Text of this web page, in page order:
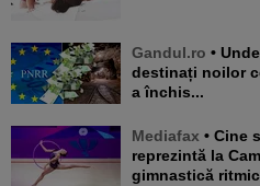
Gandul.ro • Unde au dispărut banii din PNRR
destinați noilor
a închis...
Mediafax • Cine sunt femeile care ne
reprezintă la
gimnastică